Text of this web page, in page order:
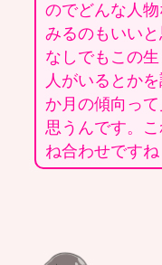
のでどんな人
みるのもいい
なしでもこの
人がいるとか
か月の傾向っ
思うんです。
ね合わせですね